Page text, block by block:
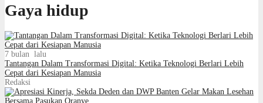
Gaya hidup
7 bulan lalu
Tantangan Dalam Transformasi Digital: Ketika Teknologi Berlari Lebih
Cepat dari Kesiapan Manusia
Redaksi